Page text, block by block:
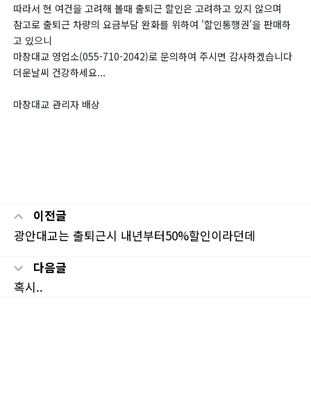
따라서 현 여건을 고려해 볼때 출퇴근 할인은 고려하고 있지 않으며
참고로 출퇴근 차량의 요금부담 완화를 위하여 '할인통행권'을 판매하
고 있으니
마창대교 영업소(055-710-2042)로 문의하여 주시면 감사하겠습니다
더운날씨 건강하세요...
마창대교 관리자 배상
이전글
광안대교는 출퇴근시 내년부터50%할인이라던데
다음글
혹시..